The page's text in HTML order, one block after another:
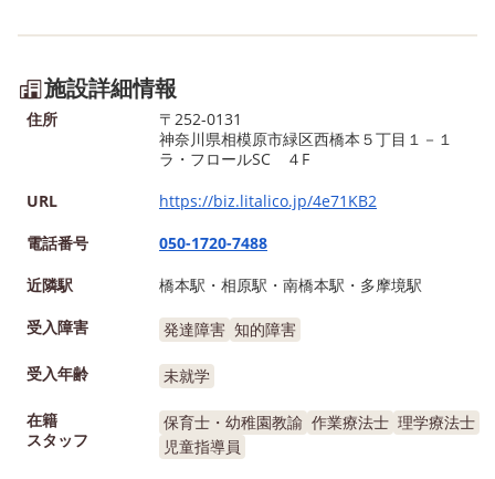
施設詳細情報
住所
〒252-0131
神奈川県相模原市緑区西橋本５丁目１－１
ラ・フロールSC ４F
URL
https://biz.litalico.jp/4e71KB2
電話番号
050-1720-7488
近隣駅
橋本駅・相原駅・南橋本駅・多摩境駅
受入障害
発達障害 知的障害
受入年齢 未就学
在籍
スタッフ
保育士・幼稚園教諭 作業療法士 理学療法士
児童指導員